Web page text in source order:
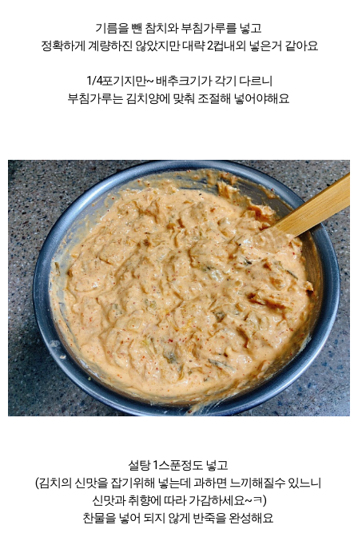
기름을 뺀 참치와 부침가루를 넣고
정확하게 계량하진 않았지만 대략 2컵내외 넣은거 같아요
1/4포기지만~ 배추크기가 각기 다르니
부침가루는 김치양에 맞춰 조절해 넣어야해요
설탕 1스푼정도 넣고
(김치의 신맛을 잡기위해 넣는데 과하면 느끼해질수 있느니
신맛과 취향에 따라 가감하세요~ㅋ)
찬물을 넣어 되지 않게 반죽을 완성해요